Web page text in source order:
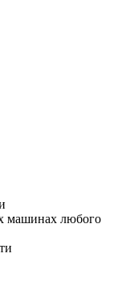
машинах любого